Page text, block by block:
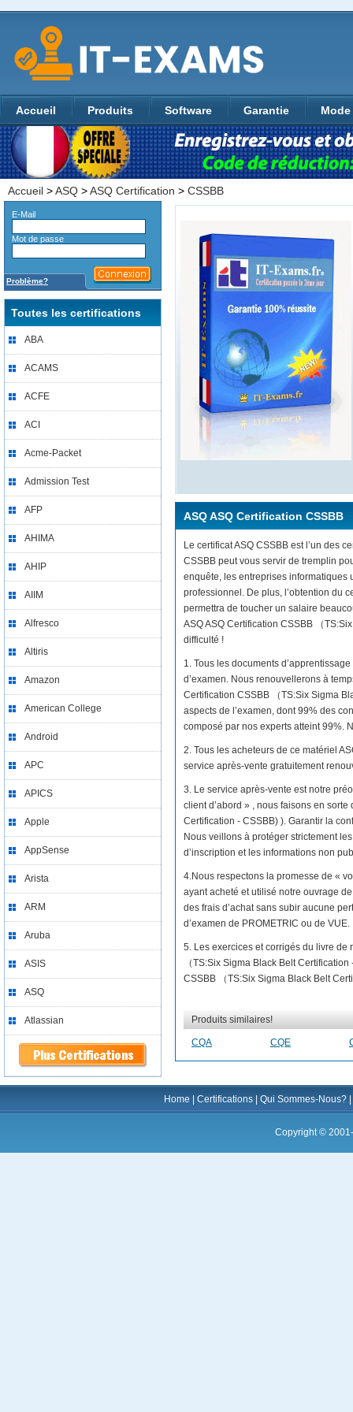
Accueil Produits Software Garantie
Accueil >ASQ >ASQ Certification > CSSBB
E-Mail
Mot de passe
Problème?
Toutes les certifications
ABA
ACAMS
ACFE
ACI
Acme-Packet
Admission Test
AFP
AHIMA
AHIP
AIIM
Alfresco
Altiris
Amazon
American College
Android
APC
APICS
Apple
AppSense
Arista
ARM
Aruba
ASIS
ASQ
Atlassian
ASQ ASQ Certification CSSBB
Le certificat ASQ CSSBB est l’un des
CSSBB peut vous servir de tremplin
enquête, les entreprises informatiques
professionnel. De plus, l’obtention du
permettra de toucher un salaire
ASQ ASQ Certification CSSBB （
difficulté !
1. Tous les documents
d’examen. Nous renouvellerons à
Certification CSSBB （TS:Six Sigma
aspects de l’examen, dont 99% des
composé par nos experts atteint 99%.
2. Tous les acheteurs de ce matériel
service après-vente gratuitement
3. Le service après-vente est notre
client d’abord » , nous faisons en
Certification - CSSBB) ). Garantir la
Nous veillons à protéger strictement
d’inscription et les informations non
4.Nous respectons la promesse de «
ayant acheté et utilisé notre ouvrage
des frais d’achat sans subir aucune
d’examen de PROMETRIC ou de VUE.
5. Les exercices et corrigés du livre de
（TS:Six Sigma Black Belt
CSSBB （TS:Six Sigma Black Belt
Produits similaires!
CQA CQE
Home Certifications Qui Sommes-Nous?
Copyright ©